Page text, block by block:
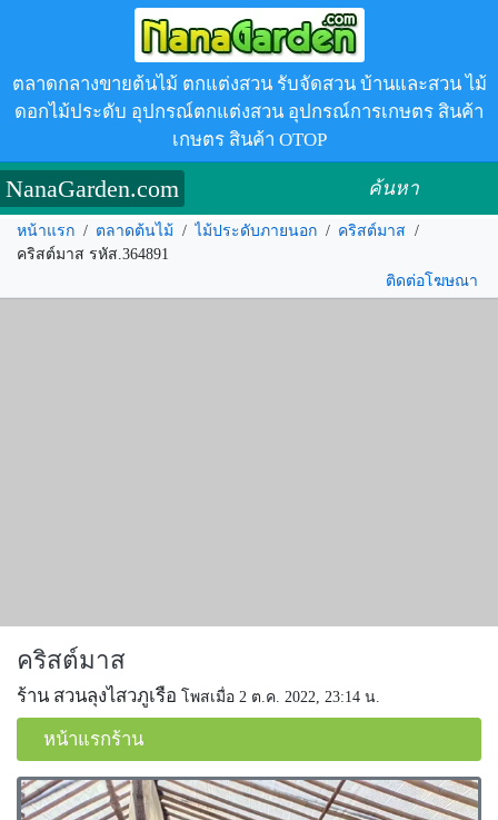
ตลาดกลางขายต้นไม้ ตกแต่งสวน รับจัดสวน บ้านและสวน ไม้
ดอกไม้ประดับ อุปกรณ์ตกแต่งสวน อุปกรณ์การเกษตร สินค้า
เกษตร สินค้า OTOP
NanaGarden.com ค้นหา
หน้าแรก / ตลาดต้นไม้ / ไม้ประดับภายนอก / คริสต์มาส /
คริสต์มาส รหัส.364891
ติดต่อโฆษณา
คริสต์มาส
ร้าน สวนลุงไสวภูเรือ โพสเมื่อ 2 ต.ค. 2022, 23:14 น.
หน้าแรกร้าน